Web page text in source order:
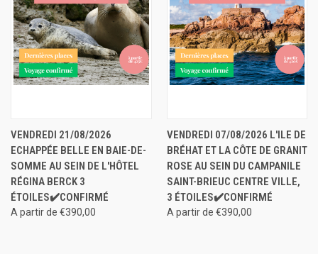
VENDREDI 21/08/2026
ECHAPPÉE BELLE EN BAIE-DE-
SOMME AU SEIN DE L'HÔTEL
RÉGINA BERCK 3
ÉTOILES✔️CONFIRMÉ
A partir de €390,00
VENDREDI 07/08/2026 L'ILE DE
BRÉHAT ET LA CÔTE DE GRANIT
ROSE AU SEIN DU CAMPANILE
SAINT-BRIEUC CENTRE VILLE,
3 ÉTOILES✔️CONFIRMÉ
A partir de €390,00